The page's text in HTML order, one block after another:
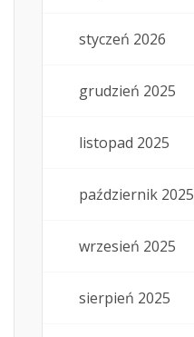
styczeń 2026
grudzień 2025
listopad 2025
październik 2025
wrzesień 2025
sierpień 2025